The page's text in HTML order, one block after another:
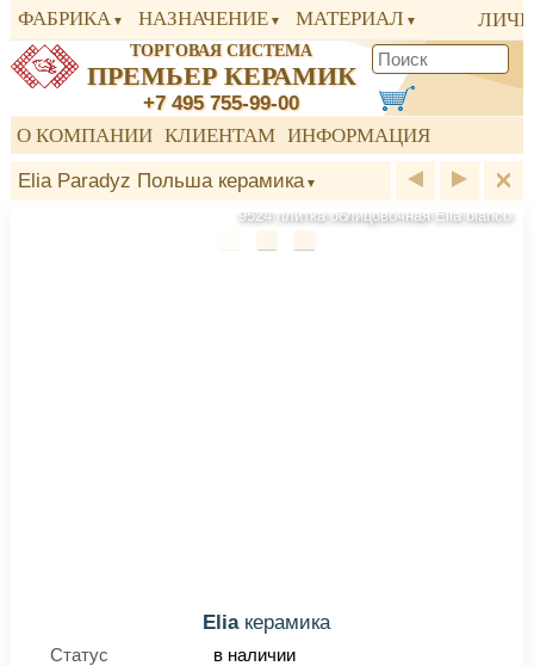
ФАБРИКА НАЗНАЧЕНИЕ МАТЕРИАЛ
ТОРГОВАЯ СИСТЕМА
ПРЕМЬЕР КЕРАМИК
+7 495 755-99-00
О КОМПАНИИ КЛИЕНТАМ ИНФОРМАЦИЯ
Elia Paradyz Польша керамика
9524 плитка облицовочная Elia bianco
Elia керамика
Статус
в наличии